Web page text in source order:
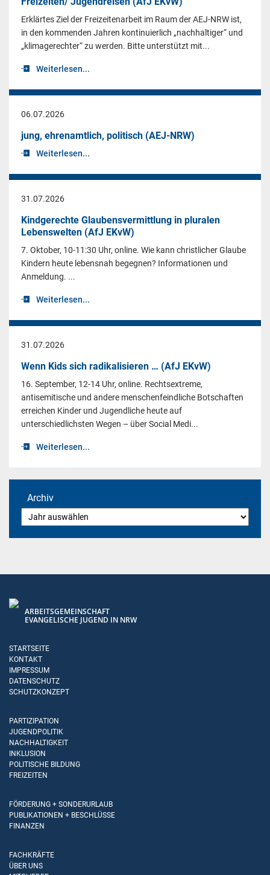
Erklärtes Ziel der Freizeitenarbeit im Raum der AEJ-NRW ist,
in den kommenden Jahren kontinuierlich „nachhaltiger“ und
„klimagerechter“ zu werden. Bitte unterstützt mit...
Weiterlesen...
06.07.2026
jung, ehrenamtlich, politisch (AEJ-NRW)
Weiterlesen...
31.07.2026
Kindgerechte Glaubensvermittlung in pluralen
Lebenswelten (AfJ EKvW)
7. Oktober, 10-11:30 Uhr, online. Wie kann christlicher Glaube
Kindern heute lebensnah begegnen? Informationen und
Anmeldung. ...
Weiterlesen...
31.07.2026
Wenn Kids sich radikalisieren … (AfJ EKvW)
16. September, 12-14 Uhr, online. Rechtsextreme,
antisemitische und andere menschenfeindliche Botschaften
erreichen Kinder und Jugendliche heute auf
unterschiedlichsten Wegen – über Social Medi...
Weiterlesen...
Archiv
ARBEITSGEMEINSCHAFT
EVANGELISCHE JUGEND IN NRW
STARTSEITE
KONTAKT
IMPRESSUM
DATENSCHUTZ
SCHUTZKONZEPT
PARTIZIPATION
JUGENDPOLITIK
NACHHALTIGKEIT
INKLUSION
POLITISCHE BILDUNG
FREIZEITEN
FÖRDERUNG + SONDERURLAUB
PUBLIKATIONEN + BESCHLÜSSE
FINANZEN
FACHKRÄFTE
ÜBER UNS